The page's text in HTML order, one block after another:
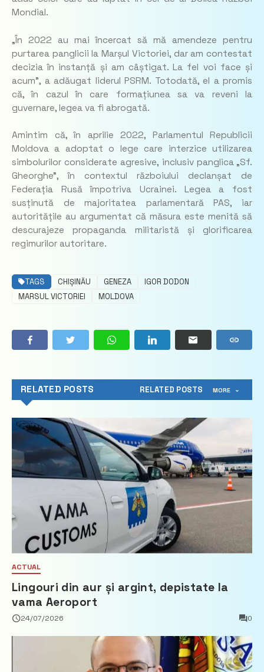
Mondial.
„În 2022 au mai încercat să mă amendeze pentru
purtarea panglicii la Marșul Victoriei, dar am contestat
decizia în instanță și am câștigat. La fel voi face și
acum”, a adăugat liderul PSRM. Totodată, el a promis
că, în cazul în care formațiunea sa va reveni la
guvernare, legea va fi abrogată.
Amintim că, în aprilie 2022, Parlamentul Republicii
Moldova a adoptat o lege care interzice utilizarea
simbolurilor considerate agresive, inclusiv panglica „Sf.
Gheorghe”, în contextul războiului declanșat de
Federația Rusă împotriva Ucrainei. Legea a fost
susținută de majoritatea parlamentară PAS, iar
autoritățile au argumentat că măsura este menită să
descurajeze propaganda militaristă și glorificarea
regimurilor autoritare.
TAGS CHIȘINĂU GENEZA
IGOR DODON
MARSUL VICTORIEI
MOLDOVA
RELATED POSTS RELATED POSTS MORE
ACTUAL
Lingouri din aur și argint, depistate la
vama Aeroport
24/07/2026 0